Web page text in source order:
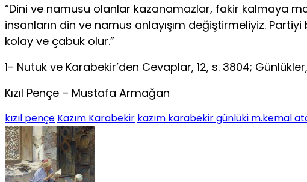
“Dini ve namusu olanlar kazanamazlar, fakir kalmaya
insanların din ve namus anlayışım değiştirmeliyiz.
kolay ve çabuk olur.”
1- Nutuk ve Karabekir’den Cevaplar, 12, s. 3804;
Kızıl Pençe – Mustafa Armağan
kızıl pençe Kazım Karabekir kazım karabekir günlüki m.kemal